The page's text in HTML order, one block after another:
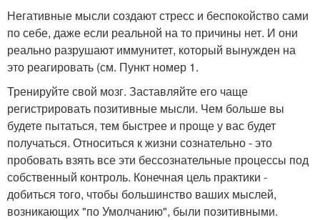
Негативные мысли создают стресс и беспокойство сами
по себе, даже если реальной на то причины нет. И они
реально разрушают иммунитет, который вынужден на
это реагировать (см. Пункт номер 1.
Тренируйте свой мозг. Заставляйте его чаще
регистрировать позитивные мысли. Чем больше вы
будете пытаться, тем быстрее и проще у вас будет
получаться. Относиться к жизни сознательно - это
пробовать взять все эти бессознательные процессы под
собственный контроль. Конечная цель практики -
добиться того, чтобы большинство ваших мыслей,
возникающих "по Умолчанию", были позитивными.